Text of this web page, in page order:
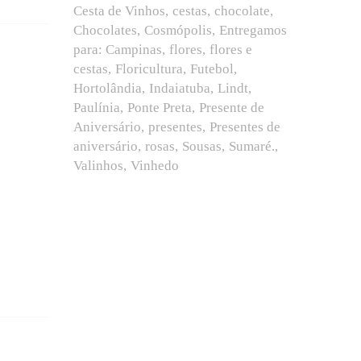
Cesta de Vinhos cestas chocolate
Chocolates Cosmópolis Entregamos
para: Campinas flores flores e
cestas Floricultura Futebol
Hortolândia Indaiatuba Lindt
Paulínia Ponte Preta Presente de
Aniversário presentes Presentes de
aniversário rosas Sousas Sumaré.
Valinhos Vinhedo